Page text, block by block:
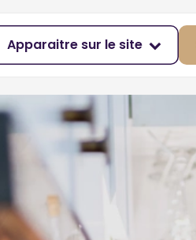
Apparaitre sur le site